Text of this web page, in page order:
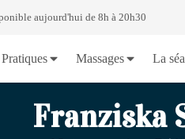
aujourd'hui de 8h à 20h30
Pratiques Massages La
Franziska